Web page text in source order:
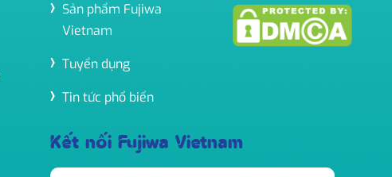
Sản phẩm Fujiwa
Vietnam
Tuyển dụng
Tin tức phổ biến
Kết nối Fujiwa Vietnam